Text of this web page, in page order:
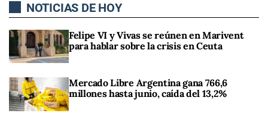
NOTICIAS DE HOY
Felipe VI y Vivas se reúnen en Marivent
para hablar sobre la crisis en Ceuta
Mercado Libre Argentina gana 766,6
millones hasta junio, caída del 13,2%